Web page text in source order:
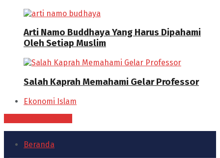
Arti Namo Buddhaya Yang Harus Dipahami
Oleh Setiap Muslim
Salah Kaprah Memahami Gelar Professor
Ekonomi Islam
Beranda